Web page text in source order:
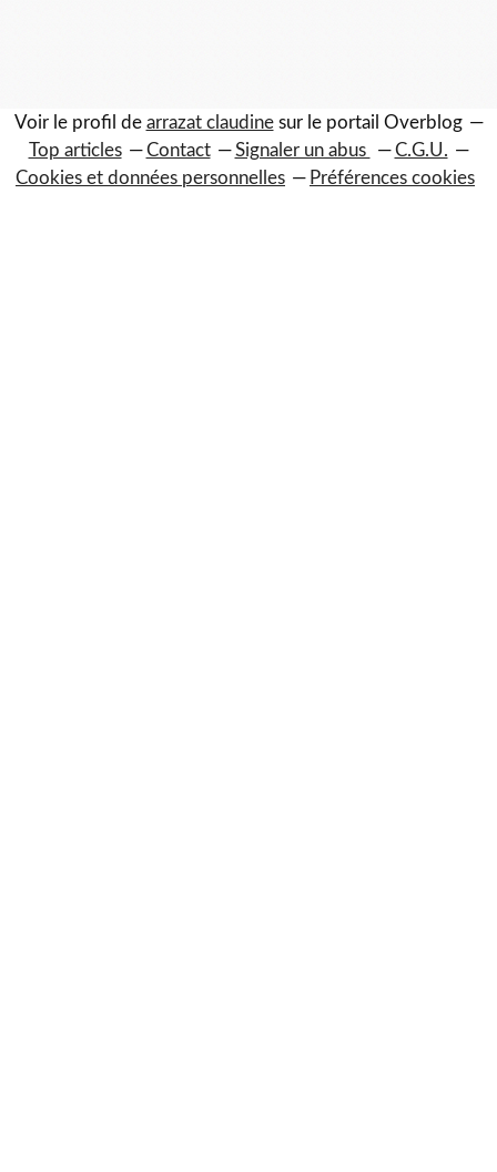
Voir le profil de arrazat claudinesur le portail Overblog
Top articles
Contact Signaler un abus
C.G.U.
Cookies et données personnelles
Préférences cookies